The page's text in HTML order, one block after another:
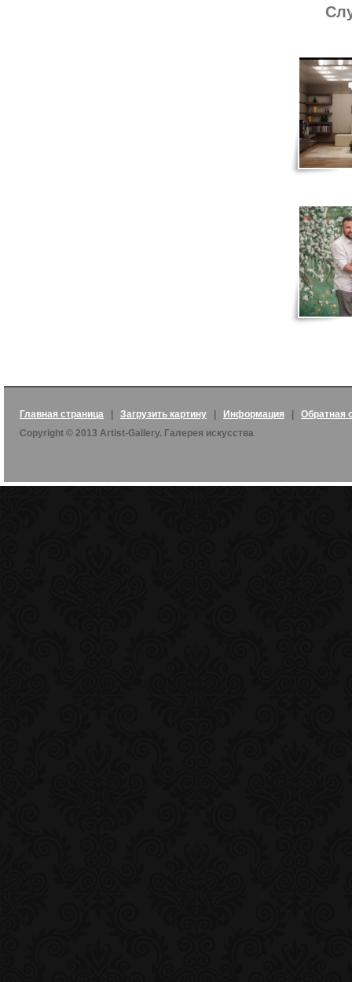
Главная страница Загрузить картину Информация
Обратная
Copyright © 2013 Artist-Gallery. Галерея искусства